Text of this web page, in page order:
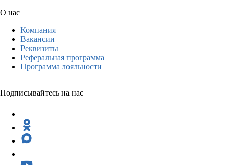
О нас
Компания
Вакансии
Реквизиты
Реферальная программа
Программа лояльности
Подписывайтесь на нас